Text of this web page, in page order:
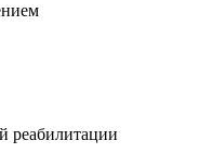
реабилитации